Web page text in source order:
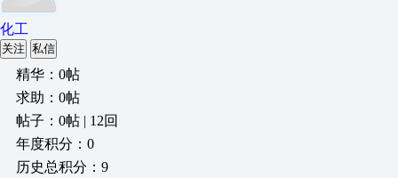
化工
关注 私信
精华：0帖
求助：0帖
帖子：0帖 | 12回
年度积分：0
历史总积分：9